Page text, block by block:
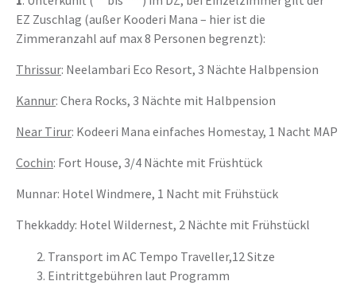
EZ Zuschlag (außer Kooderi Mana – hier ist die
Zimmeranzahl auf max 8 Personen begrenzt):
Thrissur: Neelambari Eco Resort, 3 Nächte Halbpension
Kannur: Chera Rocks, 3 Nächte mit Halbpension
Near Tirur: Kodeeri Mana einfaches Homestay, 1 Nacht MAP
Cochin: Fort House, 3/4 Nächte mit Früshtück
Munnar: Hotel Windmere, 1 Nacht mit Frühstück
Thekkaddy: Hotel Wildernest, 2 Nächte mit Frühstückl
Transport im AC Tempo Traveller,12 Sitze
Eintrittgebühren laut Programm